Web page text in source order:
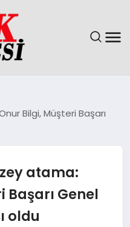
Bilgi, Müşteri Başarı
atama:
Başarı Genel
oldu